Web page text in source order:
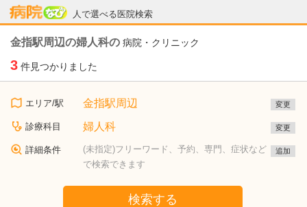
人で選べる医院検索
病院なび
金指駅周辺の婦人科の 病院・クリニック
3 件見つかりました
エリア/駅 金指駅周辺 変更
診療科目 婦人科 変更
詳細条件
(未指定)フリーワード、予約、専門、症状など
で検索できます
追加
検索する